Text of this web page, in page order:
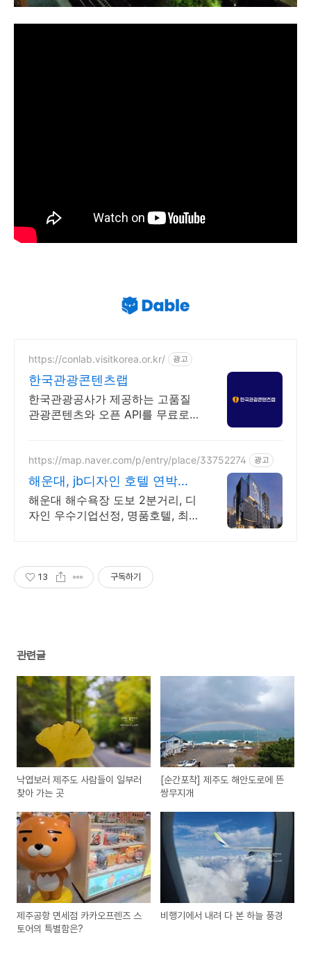
https://conlab.visitkorea.or.kr/ 광고
한국관광콘텐츠랩
한국관광공사가 제공하는 고품질
관광콘텐츠와 오픈 API를 무료로
https://map.naver.com/p/entry/place/33752274 광고
해운대, jb디자인 호텔 연박당 1
만원 할인
해운대 해수욕장 도보 2분거리, 디
자인 우수기업선정, 명품호텔, 최
13 구독하기
관련글
낙엽보러 제주도 사람들이 일부러
찾아 가는 곳
[순간포착] 제주도 해안도로에 뜬
쌍무지개
제주공항 면세점 카카오프렌즈 스
토어의 특별함은?
비행기에서 내려 다 본 하늘 풍경